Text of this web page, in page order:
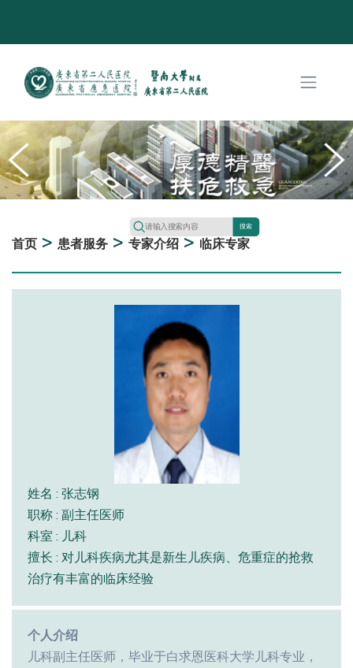
搜索
首页 > 患者服务 > 专家介绍 >临床专家
姓名 : 张志钢
职称 : 副主任医师
科室 : 儿科
擅长 : 对儿科疾病尤其是新生儿疾病、危重症的抢救
治疗有丰富的临床经验
个人介绍
儿科副主任医师，毕业于白求恩医科大学儿科专业，